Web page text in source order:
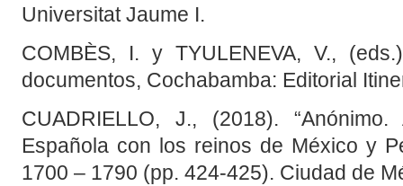
Universitat Jaume I.
COMBÈS, I. y TYULENEVA, V.,
documentos, Cochabamba: Editorial
CUADRIELLO, J., (2018).
Española con los reinos de México y
1700 – 1790 (pp. 424-425). Ciudad de